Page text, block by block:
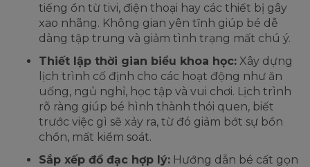
tiếng ồn từ tivi, điện thoại hay các thiết bị gây
xao nhãng. Không gian yên tĩnh giúp bé dễ
dàng tập trung và giảm tình trạng mất chú ý.
Thiết lập thời gian biểu khoa học: Xây dựng
lịch trình cố định cho các hoạt động như ăn
uống, ngủ nghỉ, học tập và vui chơi. Lịch trình
rõ ràng giúp bé hình thành thói quen, biết
trước việc gì sẽ xảy ra, từ đó giảm bớt sự bồn
chồn, mất kiểm soát.
Sắp xếp đồ đạc hợp lý: Hướng dẫn bé cất gọn